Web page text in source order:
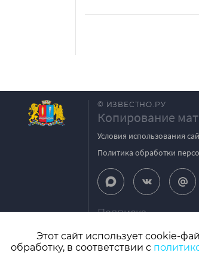
© ИЗВЕСТНО.РУ
Копирование
Условия использования
Политика обработки
Подписка
СМИ: Izvestno.ru.
Этот сайт использует cookie-
обработку, в соответствии с